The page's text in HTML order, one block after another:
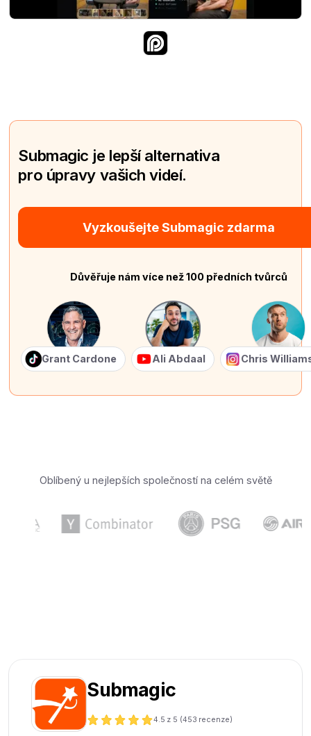
Submagic je lepší alternativa
pro úpravy vašich videí.
Vyzkoušejte Submagic zdarma
Důvěřuje nám více než 100 předních tvůrců
Grant Cardone Ali Abdaal Chris
Oblíbený u nejlepších společností na celém světě
Submagic
4.5 z 5 (453 recenze)